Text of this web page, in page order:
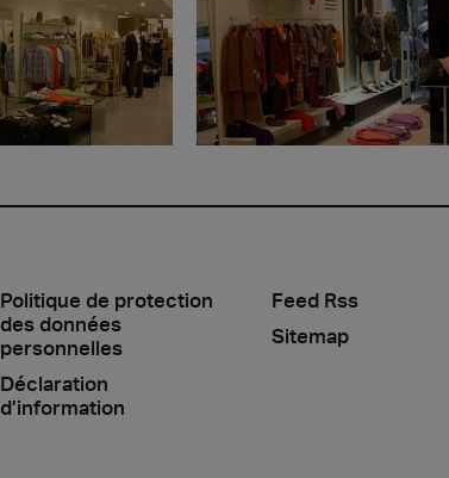
Politique de protection
des données
personnelles
Déclaration
d’information
Feed Rss
Sitemap